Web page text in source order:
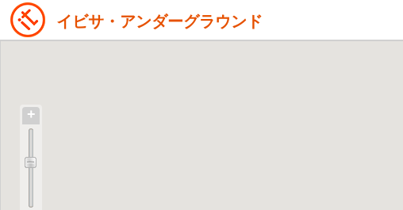
イビサ・アンダーグラウンド
+